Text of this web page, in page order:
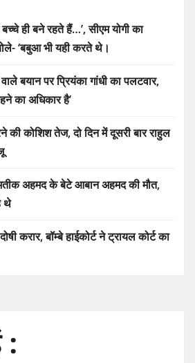
ही बने रहते हैं…’, सीएम योगी का
‘बबुआ भी यही करते थे।
बयान पर प्रियंका गांधी का पलटवार,
का अधिकार है’
कोशिश तेज, दो दिन में दूसरी बार राहुल
अहमद के बेटे आबान अहमद की मौत,
थे
करार, बॉम्बे हाईकोर्ट ने ट्रायल कोर्ट का
: